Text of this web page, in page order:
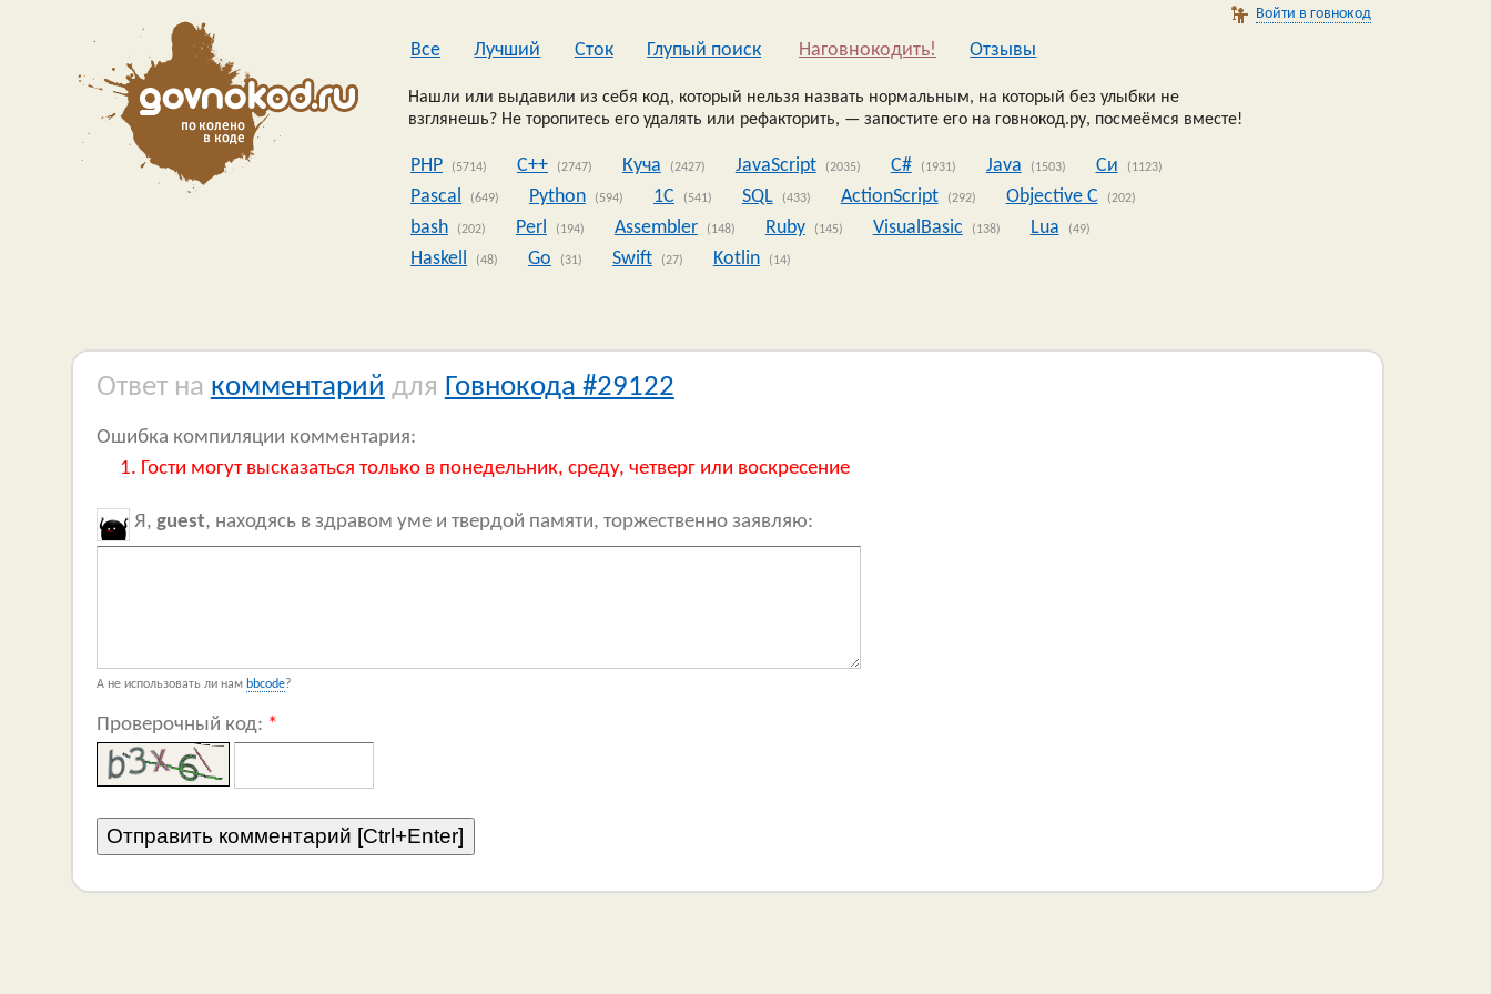
Войти в говнокод
Все Лучший Сток Глупый поиск Наговнокодить! Oтзывы
Нашли или выдавили из себя код, который нельзя назвать нормальным, на который без улыбки не
взглянешь? Не торопитесь его удалять или рефакторить, — запостите его на говнокод.ру, посмеёмся вместе!
PHP (5714) C++ (2747) Куча (2427) JavaScript (2035) C# (1931) Java (1503) Си (1123)
Pascal (649) Python (594) 1C (541) SQL (433) ActionScript (292) Objective C (202)
bash (202) Perl (194) Assembler (148) Ruby (145) VisualBasic (138) Lua (49)
Haskell (48) Go (31) Swift (27) Kotlin (14)
Ответ на комментарий для Говнокода #29122
Ошибка компиляции комментария:
Гости могут высказаться только в понедельник, среду, четверг или воскресение
Я, guest, находясь в здравом уме и твердой памяти, торжественно заявляю:
А не использовать ли нам bbcode?
Проверочный код: *